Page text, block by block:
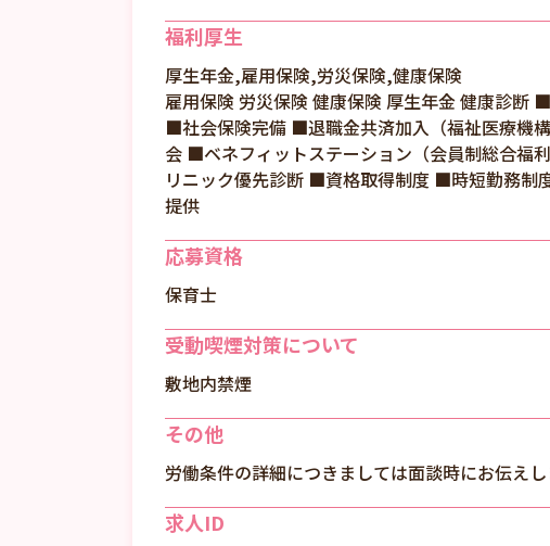
福利厚生
厚生年金,雇用保険,労災保険,健康保険
雇用保険 労災保険 健康保険 厚生年金 健康診断
■社会保険完備 ■退職金共済加入（福祉医療機
会 ■ベネフィットステーション（会員制総合
リニック優先診断 ■資格取得制度 ■時短勤務
提供
応募資格
保育士
受動喫煙対策について
敷地内禁煙
その他
労働条件の詳細につきましては面談時にお伝えし
求人ID